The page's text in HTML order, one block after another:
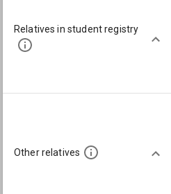
Relatives in student registry
Other relatives